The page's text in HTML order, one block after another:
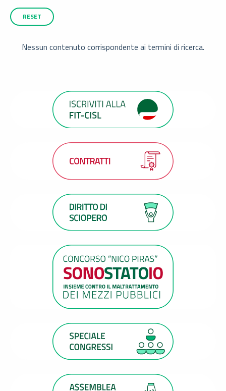
RESET
Nessun contenuto corrispondente ai termini di ricerca.